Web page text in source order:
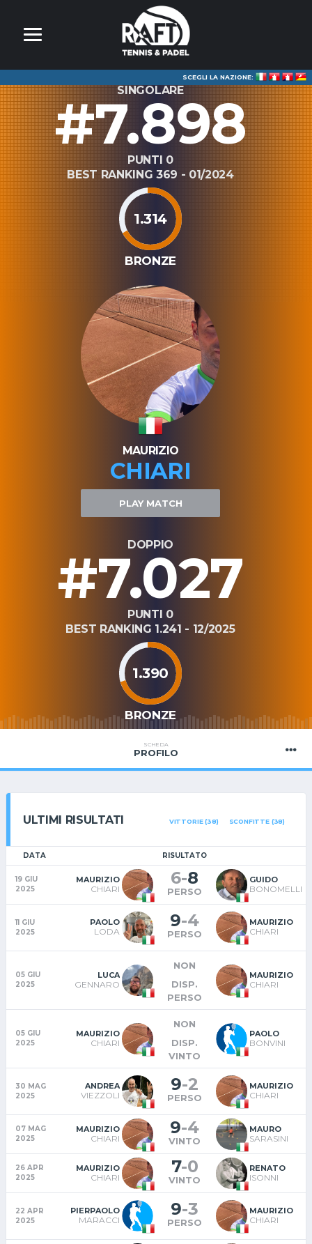
SCEGLI LA NAZIONE:
SINGOLARE
#7.898
PUNTI 0
BEST RANKING 369 - 01/2024
1.314
BRONZE
MAURIZIO
CHIARI
PLAY MATCH
DOPPIO
#7.027
PUNTI 0
BEST RANKING 1.241 - 12/2025
1.390
BRONZE
SCHEDA
PROFILO
ULTIMI RISULTATI VITTORIE (38) SCONFITTE (38)
DATA RISULTATO
19 GIU
2025
MAURIZIO
CHIARI
6-8
PERSO
GUIDO
BONOMELLI
11 GIU
2025
PAOLO
LODA
9-4
PERSO
MAURIZIO
CHIARI
05 GIU
2025
LUCA
GENNARO
NON
DISP.
PERSO
MAURIZIO
CHIARI
05 GIU
2025
MAURIZIO
CHIARI
NON
DISP.
VINTO
PAOLO
BONVINI
30 MAG
2025
ANDREA
VIEZZOLI
9-2
PERSO
MAURIZIO
CHIARI
07 MAG
2025
MAURIZIO
CHIARI
9-4
VINTO
MAURO
SARASINI
26 APR
2025
MAURIZIO
CHIARI
7-0
VINTO
RENATO
ISONNI
22 APR
2025
PIERPAOLO
MARACCI
9-3
PERSO
MAURIZIO
CHIARI